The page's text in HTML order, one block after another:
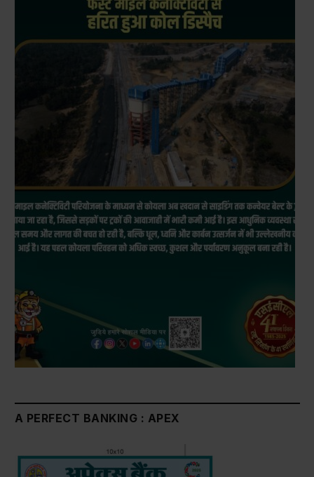
A PERFECT BANKING : APEX